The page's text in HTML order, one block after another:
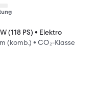
(118 PS) • Elektro
(komb.) • CO₂-Klasse